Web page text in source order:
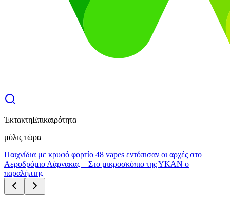
ΈκτακτηΕπικαιρότητα
μόλις τώρα
Παιχνίδια με κρυφό φορτίο 48 vapes εντόπισαν οι αρχές στο
Αεροδρόμιο Λάρνακας – Στο μικροσκόπιο της ΥΚΑΝ ο
παραλήπτης